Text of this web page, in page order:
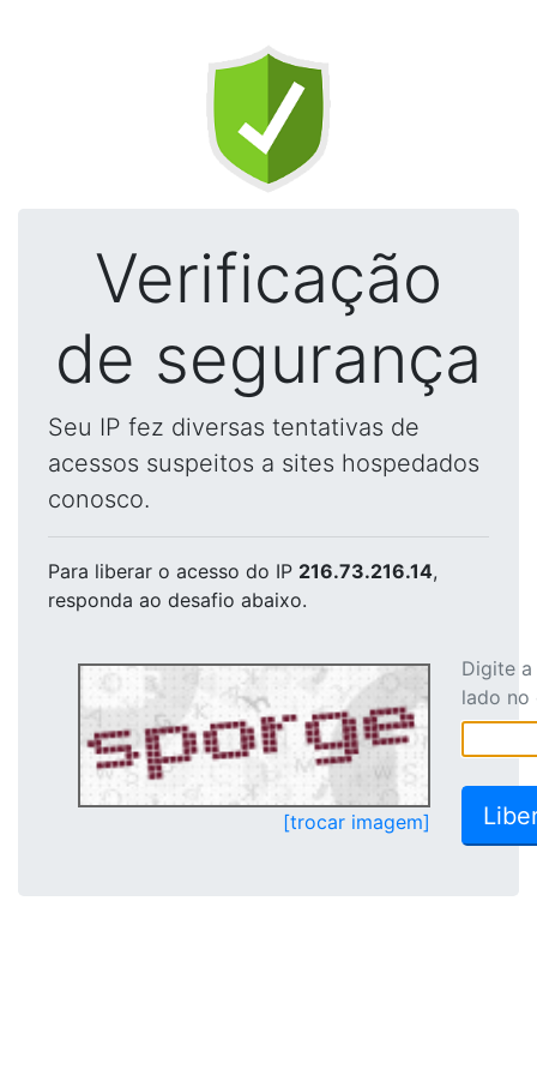
Verificação
de segurança
Seu IP fez diversas tentativas de
acessos suspeitos a sites hospedados
conosco.
Para liberar o acesso do IP 216.73.216.14,
responda ao desafio abaixo.
[trocar imagem]
Digite
lado no